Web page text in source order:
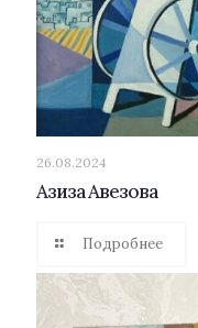
26.08.2024
Азиза Авезова
Подробнее